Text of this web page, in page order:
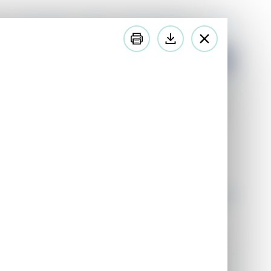
Teckenspråk Lättläst Minoritetsspråk In English